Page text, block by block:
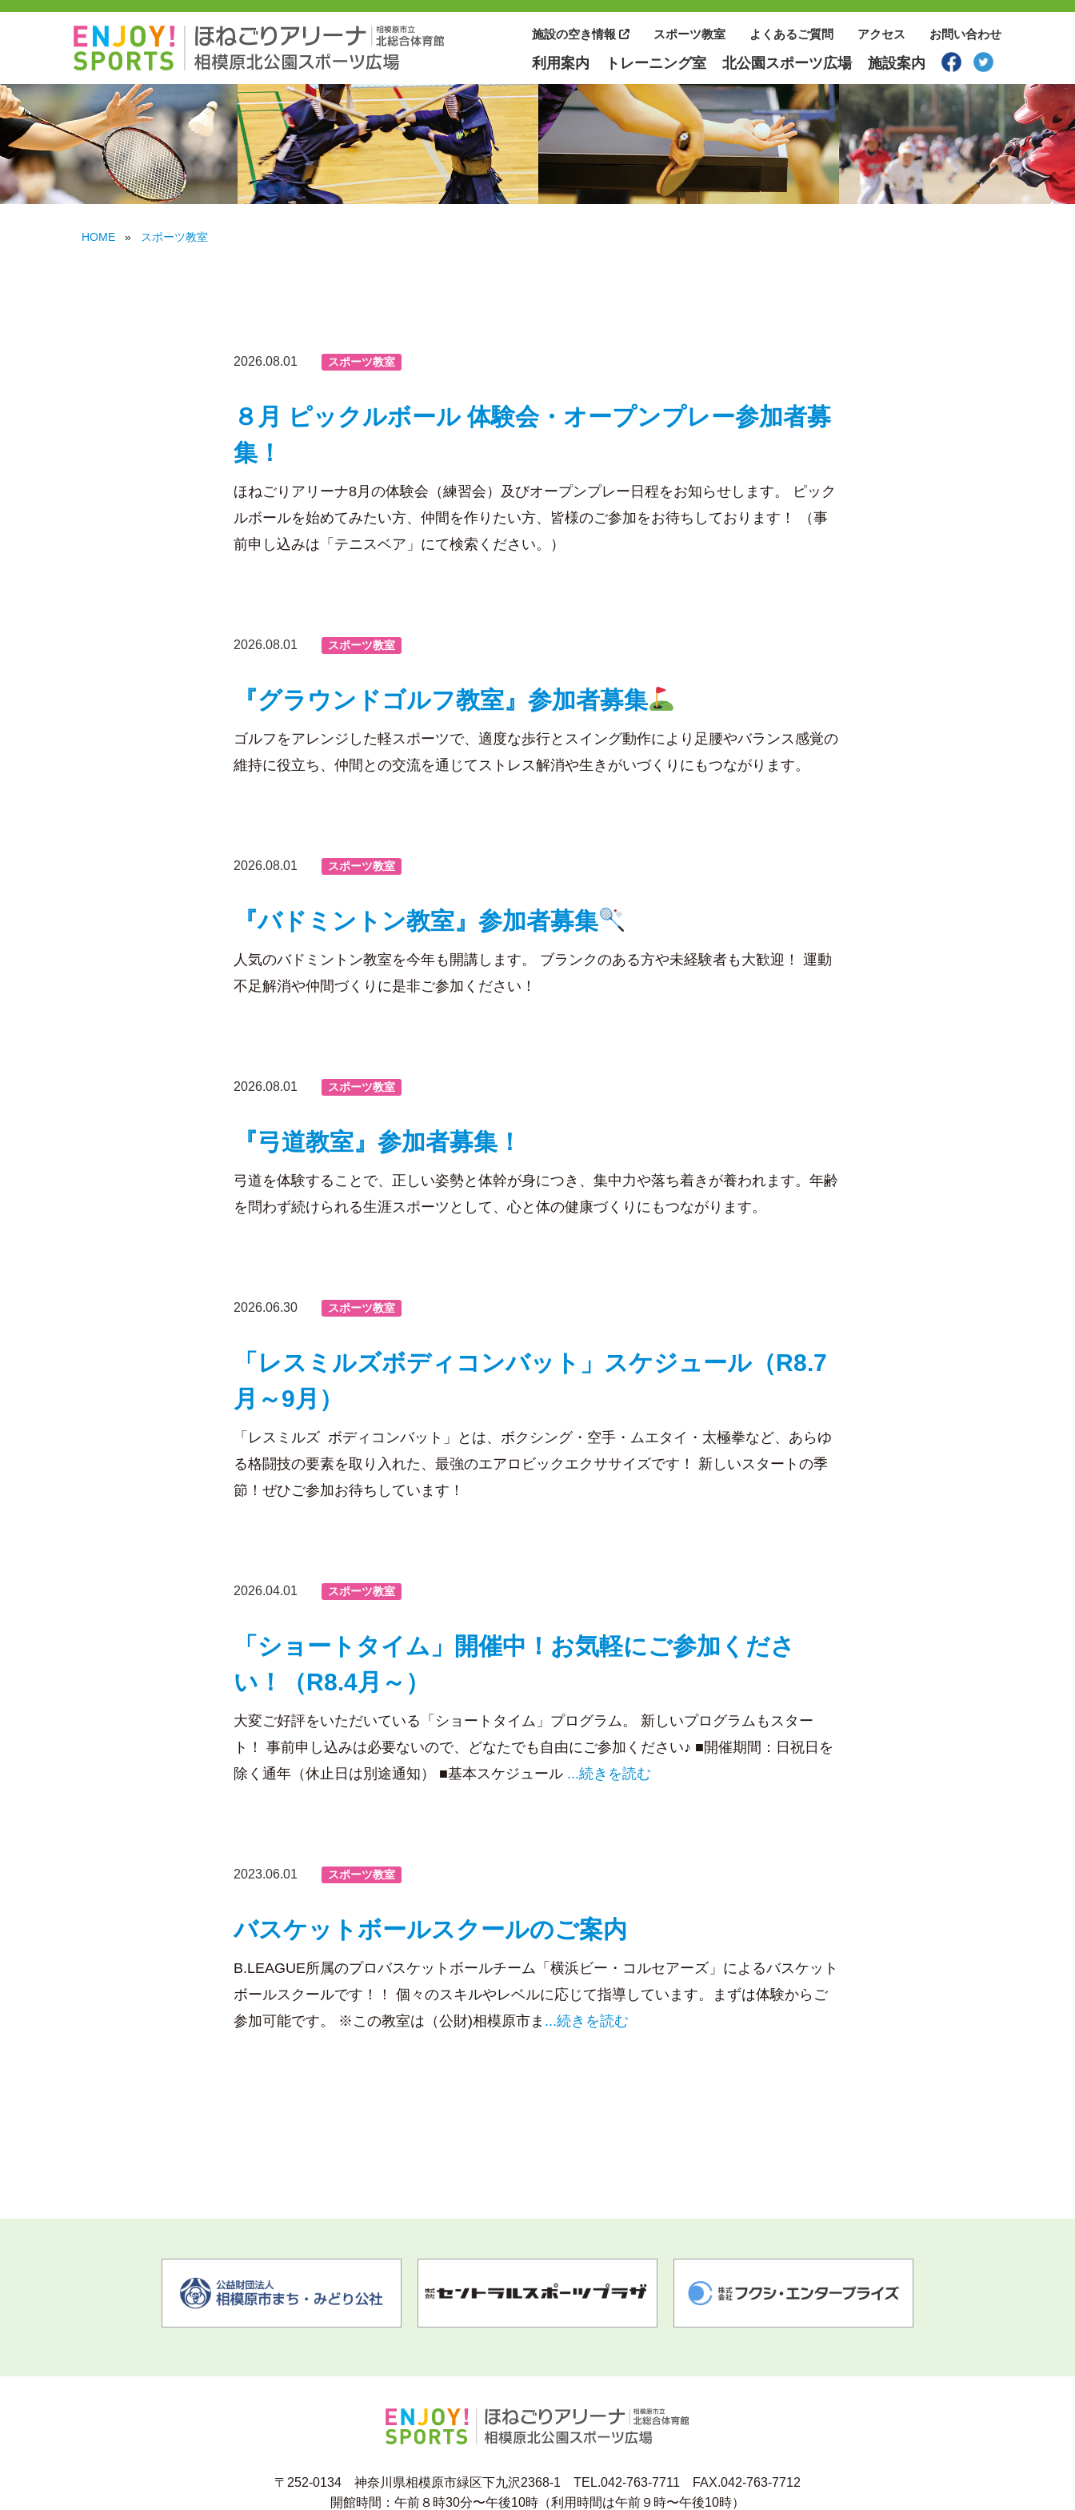
相模原市北総合体育館 相模原市北公園スポーツ広場
施設の空き情報 スポーツ教室 よくあるご質問 アクセス お問い合わせ
利用案内 トレーニング室 北公園スポーツ広場 施設案内
HOME » スポーツ教室
2026.08.01 スポーツ教室
８月 ピックルボール 体験会・オープンプレー参加者募
集！
ほねごりアリーナ8月の体験会（練習会）及びオープンプレー日程をお知らせします。 ピック
ルボールを始めてみたい方、仲間を作りたい方、皆様のご参加をお待ちしております！ （事
前申し込みは「テニスベア」にて検索ください。）
2026.08.01 スポーツ教室
『グラウンドゴルフ教室』参加者募集
ゴルフをアレンジした軽スポーツで、適度な歩行とスイング動作により足腰やバランス感覚の
維持に役立ち、仲間との交流を通じてストレス解消や生きがいづくりにもつながります。
2026.08.01 スポーツ教室
『バドミントン教室』参加者募集
人気のバドミントン教室を今年も開講します。 ブランクのある方や未経験者も大歓迎！ 運動
不足解消や仲間づくりに是非ご参加ください！
2026.08.01 スポーツ教室
『弓道教室』参加者募集！
弓道を体験することで、正しい姿勢と体幹が身につき、集中力や落ち着きが養われます。年齢
を問わず続けられる生涯スポーツとして、心と体の健康づくりにもつながります。
2026.06.30 スポーツ教室
「レスミルズボディコンバット」スケジュール（R8.7
月～9月）
「レスミルズ ボディコンバット」とは、ボクシング・空手・ムエタイ・太極拳など、あらゆ
る格闘技の要素を取り入れた、最強のエアロビックエクササイズです！ 新しいスタートの季
節！ぜひご参加お待ちしています！
2026.04.01 スポーツ教室
「ショートタイム」開催中！お気軽にご参加くださ
い！（R8.4月～）
大変ご好評をいただいている「ショートタイム」プログラム。 新しいプログラムもスター
ト！ 事前申し込みは必要ないので、どなたでも自由にご参加ください♪ ■開催期間：日祝日を
除く通年（休止日は別途通知） ■基本スケジュール ...続きを読む
2023.06.01 スポーツ教室
バスケットボールスクールのご案内
B.LEAGUE所属のプロバスケットボールチーム「横浜ビー・コルセアーズ」によるバスケット
ボールスクールです！！ 個々のスキルやレベルに応じて指導しています。まずは体験からご
参加可能です。 ※この教室は（公財)相模原市ま ...続きを読む
〒252-0134 神奈川県相模原市緑区下九沢2368-1 TEL.042-763-7711 FAX.042-763-7712
開館時間：午前８時30分〜午後10時 （利用時間は午前９時〜午後10時）